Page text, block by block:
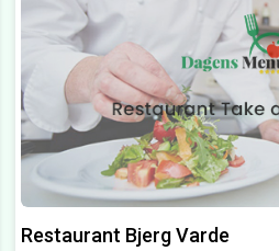
Restaurant Bjerg Varde